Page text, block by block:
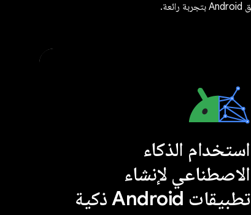
استخدام الذكاء
الاصطناعي لإنشاء
تطبيقات Android ذكية